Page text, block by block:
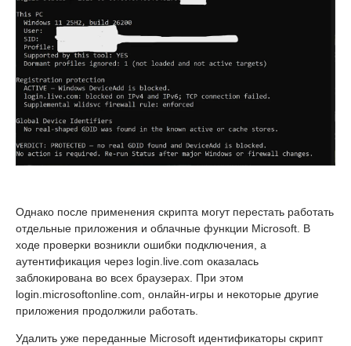
Однако после применения скрипта могут перестать работать
отдельные приложения и облачные функции Microsoft. В
ходе проверки возникли ошибки подключения, а
аутентификация через login.live.com оказалась
заблокирована во всех браузерах. При этом
login.microsoftonline.com, онлайн-игры и некоторые другие
приложения продолжили работать.
Удалить уже переданные Microsoft идентификаторы скрипт